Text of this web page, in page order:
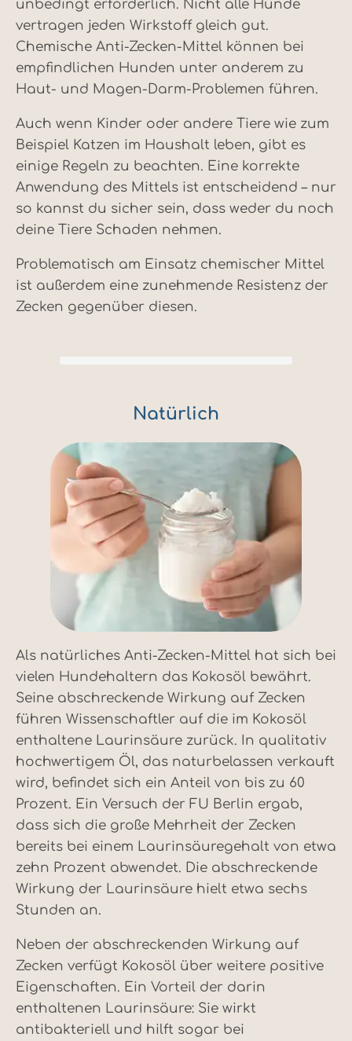
unbedingt erforderlich. Nicht alle Hunde
vertragen jeden Wirkstoff gleich gut.
Chemische Anti-Zecken-Mittel können bei
empfindlichen Hunden unter anderem zu
Haut- und Magen-Darm-Problemen führen.
Auch wenn Kinder oder andere Tiere wie zum
Beispiel Katzen im Haushalt leben, gibt es
einige Regeln zu beachten. Eine korrekte
Anwendung des Mittels ist entscheidend – nur
so kannst du sicher sein, dass weder du noch
deine Tiere Schaden nehmen.
Problematisch am Einsatz chemischer Mittel
ist außerdem eine zunehmende Resistenz der
Zecken gegenüber diesen.
Natürlich
Als natürliches Anti-Zecken-Mittel hat sich bei
vielen Hundehaltern das Kokosöl bewährt.
Seine abschreckende Wirkung auf Zecken
führen Wissenschaftler auf die im Kokosöl
enthaltene Laurinsäure zurück. In qualitativ
hochwertigem Öl, das naturbelassen verkauft
wird, befindet sich ein Anteil von bis zu 60
Prozent. Ein Versuch der FU Berlin ergab,
dass sich die große Mehrheit der Zecken
bereits bei einem Laurinsäuregehalt von etwa
zehn Prozent abwendet. Die abschreckende
Wirkung der Laurinsäure hielt etwa sechs
Stunden an.
Neben der abschreckenden Wirkung auf
Zecken verfügt Kokosöl über weitere positive
Eigenschaften. Ein Vorteil der darin
enthaltenen Laurinsäure: Sie wirkt
antibakteriell und hilft sogar bei